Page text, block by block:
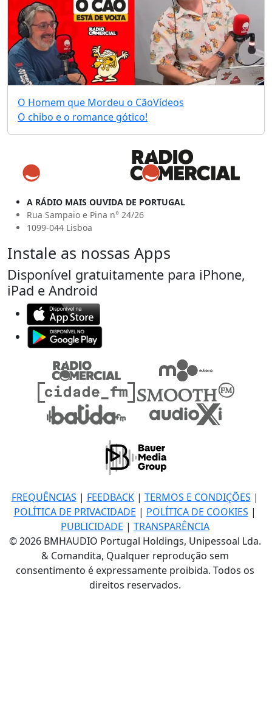
O Homem que Mordeu o CãoVídeos
O chibo e o romance gótico!
A RÁDIO MAIS OUVIDA DE PORTUGAL
Rua Sampaio e Pina n° 24/26
1099-044 Lisboa
Instale as nossas Apps
Disponível gratuitamente para iPhone,
iPad e Android
FREQUÊNCIAS | FEEDBACK| TERMOS E CONDIÇÕES |
POLÍTICA DE PRIVACIDADE | POLÍTICA DE COOKIES |
PUBLICIDADE | TRANSPARÊNCIA
© 2026 BMHAUDIO Portugal Holdings, Unipessoal Lda.
& Comandita, Qualquer reprodução sem
consentimento é expressamente proibida. Todos os
direitos reservados.